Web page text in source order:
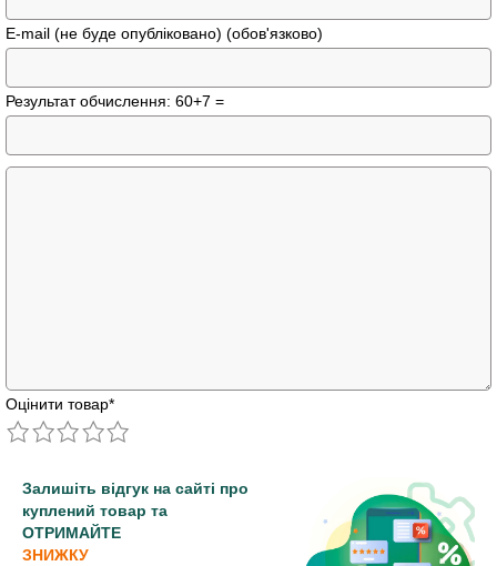
E-mail (не буде опубліковано) (обов'язково)
Результат обчислення: 60+7 =
Оцінити товар*
Залишіть відгук на сайті про
куплений товар та
ОТРИМАЙТЕ
ЗНИЖКУ